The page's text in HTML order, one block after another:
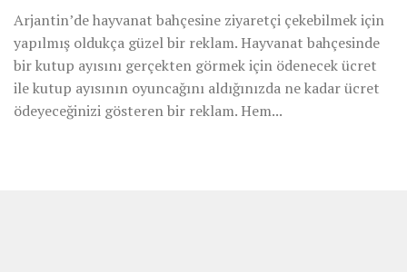
Arjantin’de hayvanat bahçesine ziyaretçi çekebilmek için
yapılmış oldukça güzel bir reklam. Hayvanat bahçesinde
bir kutup ayısını gerçekten görmek için ödenecek ücret
ile kutup ayısının oyuncağını aldığınızda ne kadar ücret
ödeyeceğinizi gösteren bir reklam. Hem...